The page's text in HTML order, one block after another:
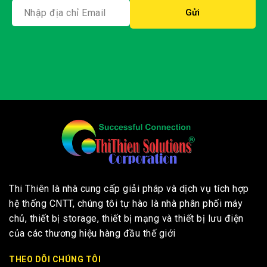
THI THIÊN
Ảo Hóa” tại Cần Thơ
By ThiThien 05/12/2025
Ngày 27/11 vừa qua, tại thành phố Cần Thơ, sự kiện
diễn ra thành công, quy tụ đông đảo chuyên gia công